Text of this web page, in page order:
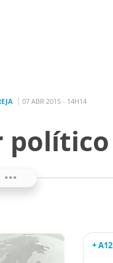
07 ABR 2015 - 14H14
político
+ A12